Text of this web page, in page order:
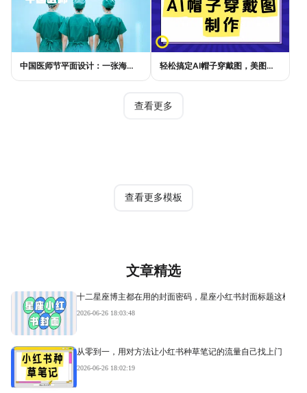
中国医师节平面设计：一张海报如何讲好白衣故事 轻松搞定AI帽子穿戴图，美图设计室电商主图教程
查看更多
查看更多模板
文章精选
十二星座博主都在用的封面密码，星座小红书封面标题这样写
2026-06-26 18:03:48
从零到一，用对方法让小红书种草笔记的流量自己找上门
2026-06-26 18:02:19